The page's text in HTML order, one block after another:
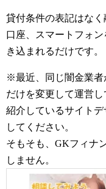
貸付条件の表記はな
口座、スマートフォ
き込まれるだけです。
※最近、同じ闇金業者
だけを変更して運営
紹介しているサイト
してください。
そもそも、GKフィナ
しません。